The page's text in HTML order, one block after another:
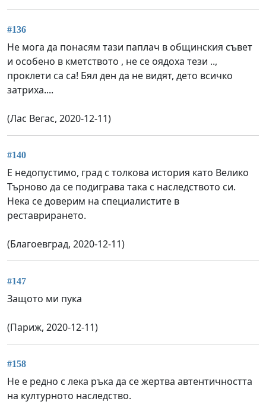
#136
Не мога да понасям тази паплач в общинския съвет
и особено в кметството , не се оядоха тези ..,
проклети са са! Бял ден да не видят, дето всичко
затриха....
(Лас Вегас, 2020-12-11)
#140
Е недопустимо, град с толкова история като Велико
Търново да се подиграва така с наследството си.
Нека се доверим на специалистите в
реставрирането.
(Благоевград, 2020-12-11)
#147
Защото ми пука
(Париж, 2020-12-11)
#158
Не е редно с лека ръка да се жертва автентичността
на културното наследство.